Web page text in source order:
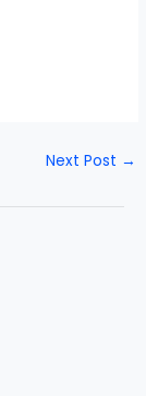
Next Post →